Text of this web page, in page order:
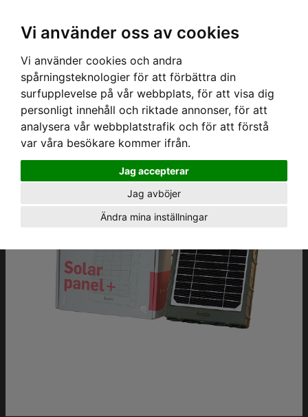
Vi använder oss av cookies
Vi använder cookies och andra
spårningsteknologier för att förbättra din
surfupplevelse på vår webbplats, för att visa dig
personligt innehåll och riktade annonser, för att
analysera vår webbplatstrafik och för att förstå
var våra besökare kommer ifrån.
Jag accepterar
Jag avböjer
Ändra mina inställningar
Hem›Produkter› Hunter solpanel +